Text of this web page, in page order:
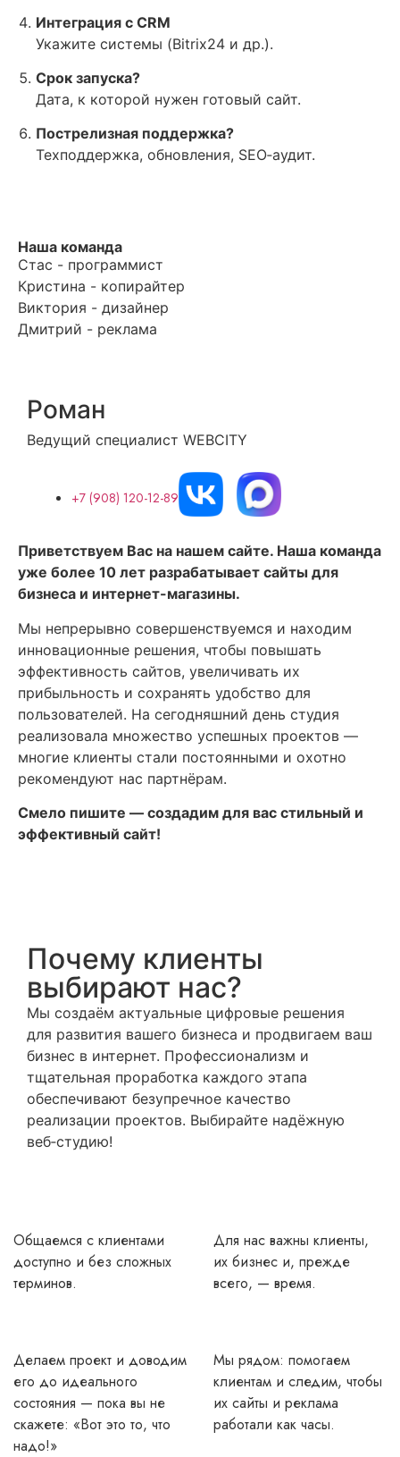
Интеграция с CRM
Укажите системы (Bitrix24 и др.).
Срок запуска?
Дата, к которой нужен готовый сайт.
Пострелизная поддержка?
Техподдержка, обновления, SEO‑аудит.
Наша команда
Стас - программист
Кристина - копирайтер
Виктория - дизайнер
Дмитрий - реклама
Роман
Ведущий специалист WEBCITY
+7 (908) 120-12-89
Приветствуем Вас на нашем сайте. Наша команда
уже более 10 лет разрабатывает сайты для
бизнеса и интернет-магазины.
Мы непрерывно совершенствуемся и находим
инновационные решения, чтобы повышать
эффективность сайтов, увеличивать их
прибыльность и сохранять удобство для
пользователей. На сегодняшний день студия
реализовала множество успешных проектов —
многие клиенты стали постоянными и охотно
рекомендуют нас партнёрам.
Смело пишите — создадим для вас стильный и
эффективный сайт!
Почему клиенты
выбирают нас?
Мы создаём актуальные цифровые решения
для развития вашего бизнеса и продвигаем ваш
бизнес в интернет. Профессионализм и
тщательная проработка каждого этапа
обеспечивают безупречное качество
реализации проектов. Выбирайте надёжную
веб‑студию!
Общаемся с клиентами
доступно и без сложных
терминов.
Для нас важны клиенты,
их бизнес и, прежде
всего, — время.
Делаем проект и доводим
его до идеального
состояния — пока вы не
скажете: «Вот это то, что
надо!»
Мы рядом: помогаем
клиентам и следим, чтобы
их сайты и реклама
работали как часы.